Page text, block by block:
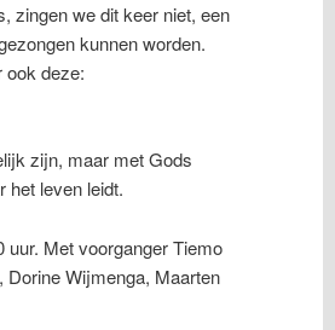
zingen we dit keer niet, een
kunnen worden.
ook deze:
zijn, maar met Gods
het leven leidt.
uur. Met voorganger Tiemo
Wijmenga, Maarten